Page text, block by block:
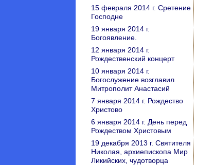
15 февраля 2014 г. Сретение
Господне
19 января 2014 г.
Богоявление.
12 января 2014 г.
Рождественский концерт
10 января 2014 г.
Богослужение возглавил
Митрополит Анастасий
7 января 2014 г. Рождество
Христово
6 января 2014 г. День перед
Рождеством Христовым
19 декабря 2013 г. Святителя
Николая, архиепископа Мир
Ликийских, чудотворца